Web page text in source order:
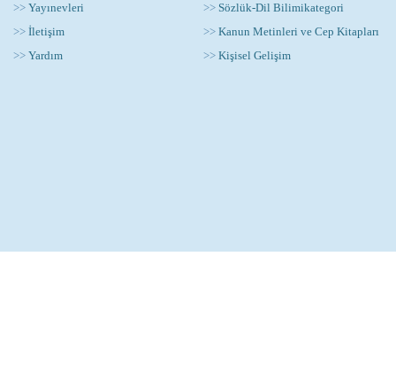
>> Yayınevleri
>> İletişim
>> Yardım
>> Sözlük-Dil Bilimikategori
>> Kanun Metinleri ve Cep Kitapları
>> Kişisel Gelişim